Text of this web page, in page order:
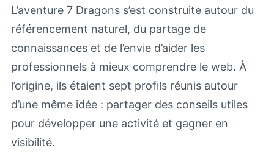
L’aventure 7 Dragons s’est construite autour du
référencement naturel, du partage de
connaissances et de l’envie d’aider les
professionnels à mieux comprendre le web. À
l’origine, ils étaient sept profils réunis autour
d’une même idée : partager des conseils utiles
pour développer une activité et gagner en
visibilité.